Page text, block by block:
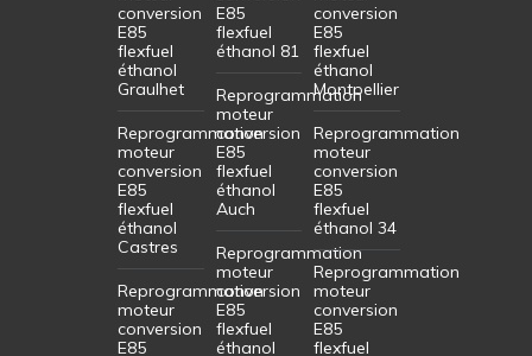
conversion
E85
flexfuel
éthanol
Graulhet
Reprogrammation
moteur
conversion
E85
flexfuel
éthanol
Castres
Reprogrammation
moteur
conversion
E85
E85
flexfuel
éthanol 81
Reprogrammation
moteur
conversion
E85
flexfuel
éthanol
Auch
Reprogrammation
moteur
conversion
E85
flexfuel
éthanol
conversion
E85
flexfuel
éthanol
Montpellier
Reprogrammation
moteur
conversion
E85
flexfuel
éthanol 34
Reprogrammation
moteur
conversion
E85
flexfuel